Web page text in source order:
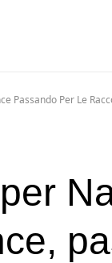
Passando Per Le